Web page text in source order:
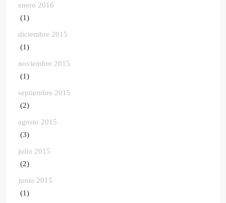
enero 2016
(1)
diciembre 2015
(1)
noviembre 2015
(1)
septiembre 2015
(2)
agosto 2015
(3)
julio 2015
(2)
junio 2015
(1)